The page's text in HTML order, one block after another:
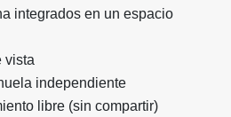
integrados en un espacio
vista
independiente
libre (sin compartir)